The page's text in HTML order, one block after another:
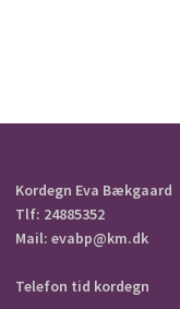
Kordegn Eva Bækgaard
Tlf: 24885352
Mail: evabp@km.dk
Telefon tid kordegn